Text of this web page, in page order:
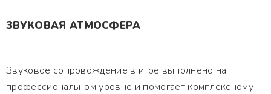
ЗВУКОВАЯ АТМОСФЕРА
Звуковое сопровождение в игре выполнено на
профессиональном уровне и помогает комплексному